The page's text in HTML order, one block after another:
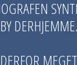
DERHJEMME.